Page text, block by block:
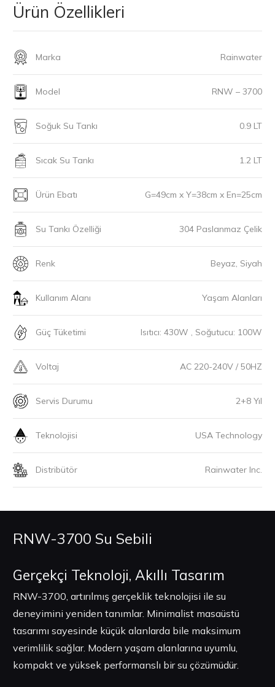
Ürün Özellikleri
Marka Rainwater
Model RNW – 3700
Soğuk Su Tankı 0.9 LT
Sıcak Su Tankı 1.2 LT
Ürün Ebatı G=49cm x Y=38cm x En=25cm
Su Tankı Özelliği 304 Paslanmaz Çelik
Renk Beyaz, Siyah
Kullanım Alanı Yaşam Alanları
Güç Tüketimi Isıtıcı: 430W , Soğutucu: 100W
Voltaj AC 220-240V / 50HZ
Servis Durumu 2+8 Yıl
Teknolojisi USA Technology
Distribütör Rainwater Inc.
RNW-3700 Su Sebili
Gerçekçi Teknoloji, Akıllı Tasarım
RNW-3700, artırılmış gerçeklik teknolojisi ile su
deneyimini yeniden tanımlar. Minimalist masaüstü
tasarımı sayesinde küçük alanlarda bile maksimum
verimlilik sağlar. Modern yaşam alanlarına uyumlu,
kompakt ve yüksek performanslı bir su çözümüdür.